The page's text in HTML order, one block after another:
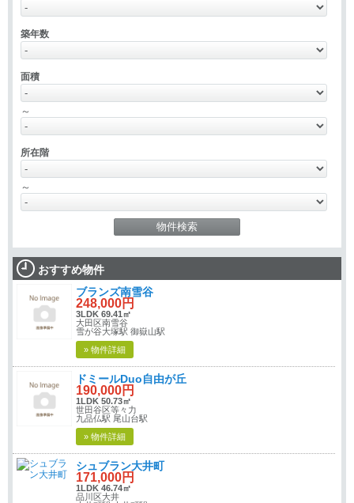
築年数
面積
～
所在階
～
おすすめ物件
ブランズ南雪谷
248,000円
3LDK 69.41㎡
大田区南雪谷
雪が谷大塚駅 御嶽山駅
» 物件詳細
ドミールDuo自由が丘
190,000円
1LDK 50.73㎡
世田谷区等々力
九品仏駅 尾山台駅
» 物件詳細
シュブラン大井町
171,000円
1LDK 46.74㎡
品川区大井